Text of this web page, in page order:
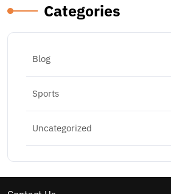
Categories
Blog
Sports
Uncategorized